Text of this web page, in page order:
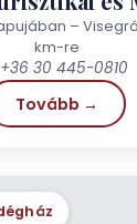
Egyesület
–
km-re
+36 30 445-0810
Tovább →